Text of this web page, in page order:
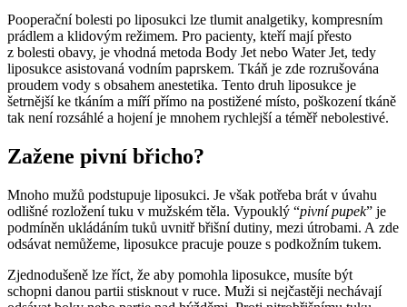
Pooperační bolesti po liposukci lze tlumit analgetiky, kompresním
prádlem a klidovým režimem. Pro pacienty, kteří mají přesto
z bolesti obavy, je vhodná metoda Body Jet nebo Water Jet, tedy
liposukce asistovaná vodním paprskem. Tkáň je zde rozrušována
proudem vody s obsahem anestetika. Tento druh liposukce je
šetrnější ke tkáním a míří přímo na postižené místo, poškození tkáně
tak není rozsáhlé a hojení je mnohem rychlejší a téměř nebolestivé.
Zažene pivní břicho?
Mnoho mužů podstupuje liposukci. Je však potřeba brát v úvahu
odlišné rozložení tuku v mužském těla. Vypouklý “pivní pupek” je
podmíněn ukládáním tuků uvnitř břišní dutiny, mezi útrobami. A zde
odsávat nemůžeme, liposukce pracuje pouze s podkožním tukem.
Zjednodušeně lze říct, že aby pomohla liposukce, musíte být
schopni danou partii stisknout v ruce. Muži si nejčastěji nechávají